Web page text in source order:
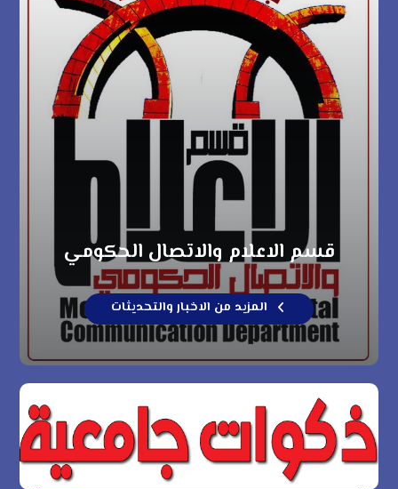
قسم الاعلام والاتصال الحكومي
المزيد من الاخبار والتحديثات